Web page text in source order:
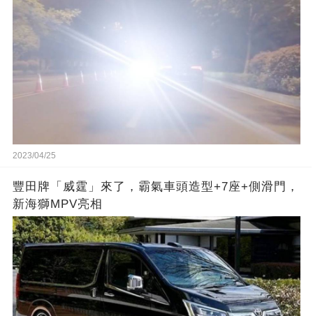
2023/04/25
豐田牌「威霆」來了，霸氣車頭造型+7座+側滑門，
新海獅MPV亮相